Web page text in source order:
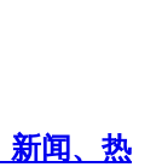
新闻、热